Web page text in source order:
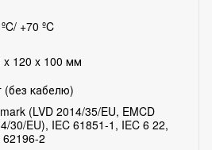
+70 ºC
x 120 x 100 мм
(без кабелю)
(LVD 2014/35/EU, EMCD
30/EU), IEC 61851-1, IEC 6 22,
62196-2